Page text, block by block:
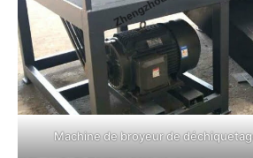
Machine de broyeur de